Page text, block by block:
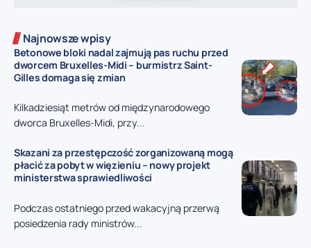
Najnowsze wpisy
Betonowe bloki nadal zajmują pas ruchu przed
dworcem Bruxelles-Midi – burmistrz Saint-
Gilles domaga się zmian
Kilkadziesiąt metrów od międzynarodowego
dworca Bruxelles-Midi, przy...
Skazani za przestępczość zorganizowaną mogą
płacić za pobyt w więzieniu – nowy projekt
ministerstwa sprawiedliwości
Podczas ostatniego przed wakacyjną przerwą
posiedzenia rady ministrów...